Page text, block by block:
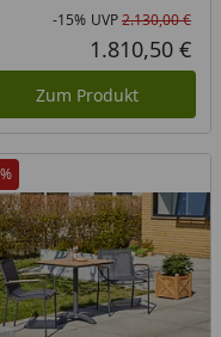
Preis
-15% UVP2.130,00 €
1.810,50 €
Zum Produkt